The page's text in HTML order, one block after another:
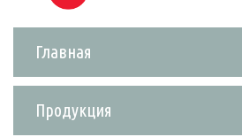
Главная
Продукция